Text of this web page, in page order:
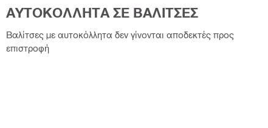
ΑΥΤΟΚΟΛΛΗΤΑ ΣΕ ΒΑΛΙΤΣΕΣ
Βαλίτσες με αυτοκόλλητα δεν γίνονται αποδεκτές προς
επιστροφή